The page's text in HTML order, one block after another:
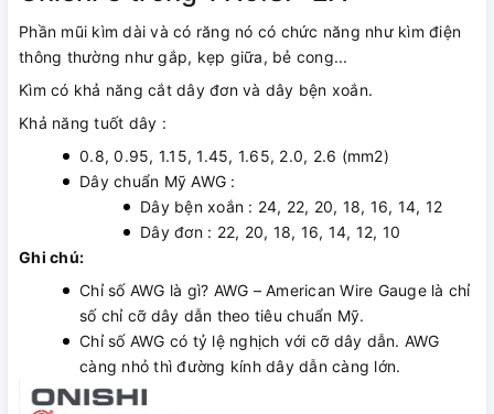
Phần mũi kìm dài và có răng nó có chức năng như kìm điện
thông thường như gắp, kẹp giữa, bẻ cong...
​Kìm có khả năng cắt dây đơn và dây bện xoắn.
​Khả năng tuốt dây :
0.8, 0.95, 1.15, 1.45, 1.65, 2.0, 2.6 (mm2)
Dây chuẩn Mỹ AWG :
Dây bện xoắn : 24, 22, 20, 18, 16, 14, 12
Dây đơn : 22, 20, 18, 16, 14, 12, 10
Ghi chú:
Chỉ số AWG là gì? AWG – American Wire Gauge là chỉ
số chỉ cỡ dây dẫn theo tiêu chuẩn Mỹ.
Chỉ số AWG có tỷ lệ nghịch với cỡ dây dẫn. AWG
càng nhỏ thì đường kính dây dẫn càng lớn.